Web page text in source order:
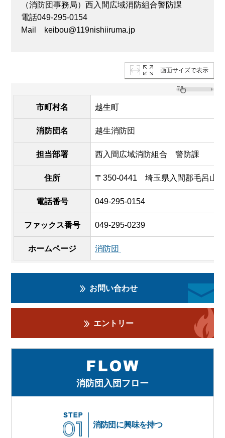
（消防団事務局）西入間広域消防組合警防課
電話049-295-0154
Mail keibou@119nishiiruma.jp
画面サイズで表示
市町村名 越生町
消防団名 越生消防団
担当部署 西入間広域消防組合 警防課
住所 〒350-0441 埼玉県入間郡毛呂山
電話番号 049-295-0154
ファックス番号 049-295-0239
ホームページ 消防団
お問い合わせ
エントリー
消防団入団フロー
消防団に興味を持つ